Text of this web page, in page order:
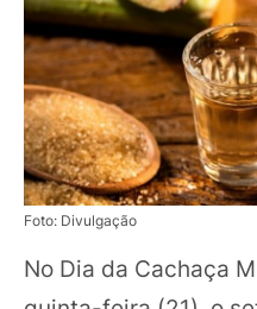
Foto: Divulgação
No Dia da Cachaça